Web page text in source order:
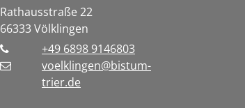
Rathausstraße 22
66333 Völklingen
+49 6898 9146803
voelklingen@bistum-
trier.de